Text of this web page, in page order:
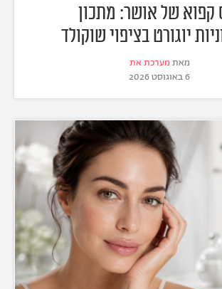
קפוא של אושר: מתכון
יוגורט בציפוי שוקולד
מאת מערכת את
6 באוגוסט 2026